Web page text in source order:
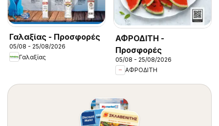
Γαλαξίας - Προσφορές
05/08 - 25/08/2026
Γαλαξίας
ΑΦΡΟΔΙΤΗ -
Προσφορές
05/08 - 25/08/2026
ΑΦΡΟΔΙΤΗ